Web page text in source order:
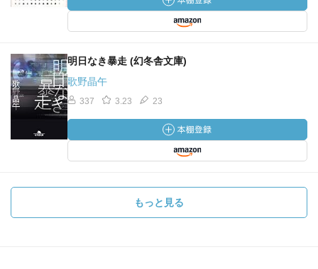
明日なき暴走 (幻冬舎文庫)
歌野晶午
337 3.23 23
もっと見る